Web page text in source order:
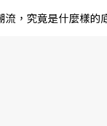
民調
流，究竟是什麼樣的